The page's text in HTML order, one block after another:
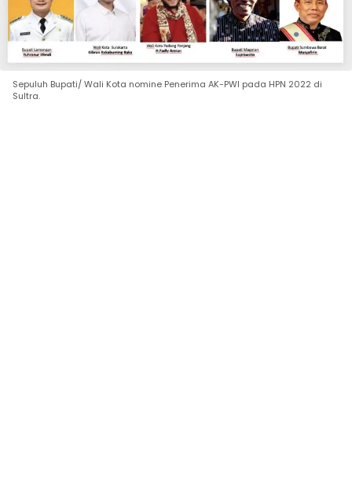
Sepuluh Bupati/ Wali Kota nomine Penerima AK-PWI pada HPN 2022 di
Sultra.